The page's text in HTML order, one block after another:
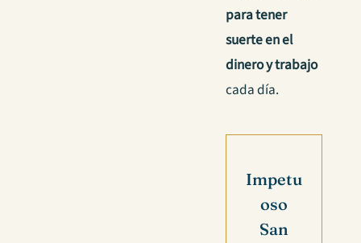
para tener
suerte en el
dinero y trabajo
cada día.
Impetu
oso
San